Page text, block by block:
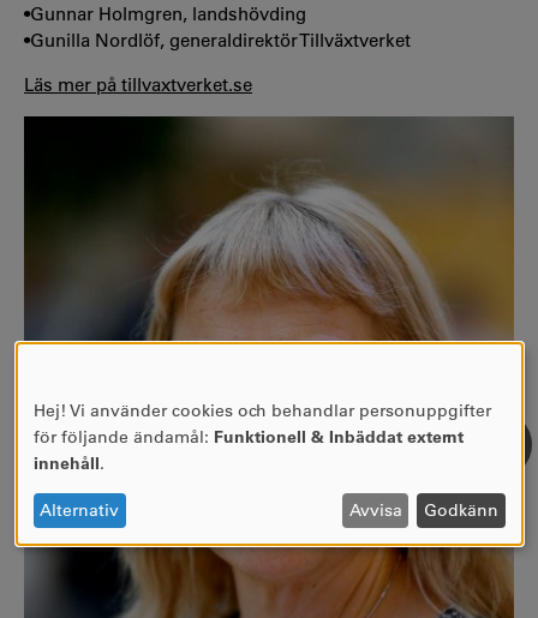
•Gunnar Holmgren, landshövding
•Gunilla Nordlöf, generaldirektör Tillväxtverket
Läs mer på tillvaxtverket.se
ANVÄNDNING
AV
OCH
COOKIES
Hej! Vi använder cookies och behandlar personuppgifter
för följande ändamål: Funktionell & Inbäddat externt
innehåll.
Alternativ Avvisa Godkänn